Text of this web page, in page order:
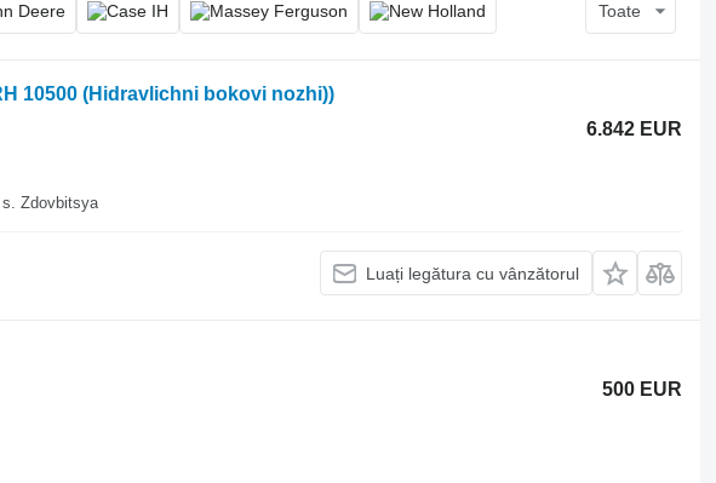
Toate
10500 (Hidravlichni bokovi nozhi))
6.842 EUR
Zdovbitsya
Luați legătura cu vânzătorul
500 EUR